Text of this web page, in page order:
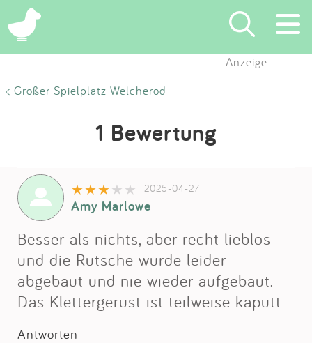
Suchen
Eintragen
Blog
Partner
Kontakt
Impressum
Anzeige
< Großer Spielplatz Welcherod
1 Bewertung
2025-04-27
Amy Marlowe
Besser als nichts, aber recht lieblos
und die Rutsche wurde leider
abgebaut und nie wieder aufgebaut.
Das Klettergerüst ist teilweise kaputt
Antworten